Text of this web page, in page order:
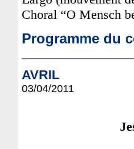
Choral “O Mensch
Programme du
AVRIL
03/04/2011